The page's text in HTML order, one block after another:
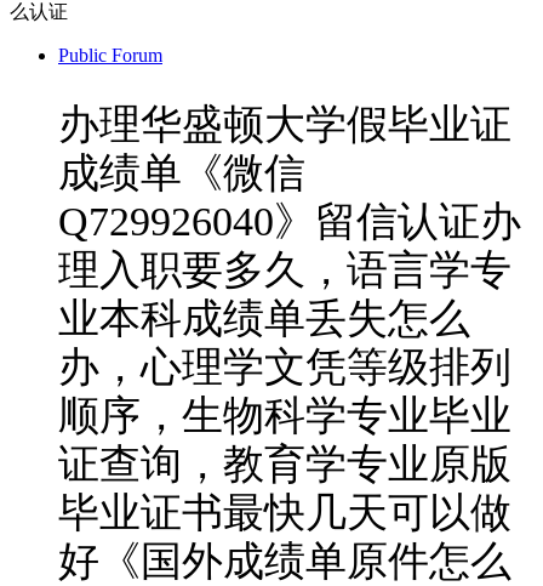
么认证
Public Forum
办理华盛顿大学假毕业证
成绩单《微信
Q729926040》留信认证办
理入职要多久，语言学专
业本科成绩单丢失怎么
办，心理学文凭等级排列
顺序，生物科学专业毕业
证查询，教育学专业原版
毕业证书最快几天可以做
好《国外成绩单原件怎么